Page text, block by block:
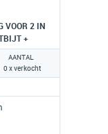
VOOR 2 IN
+
AANTAL
0 x verkocht